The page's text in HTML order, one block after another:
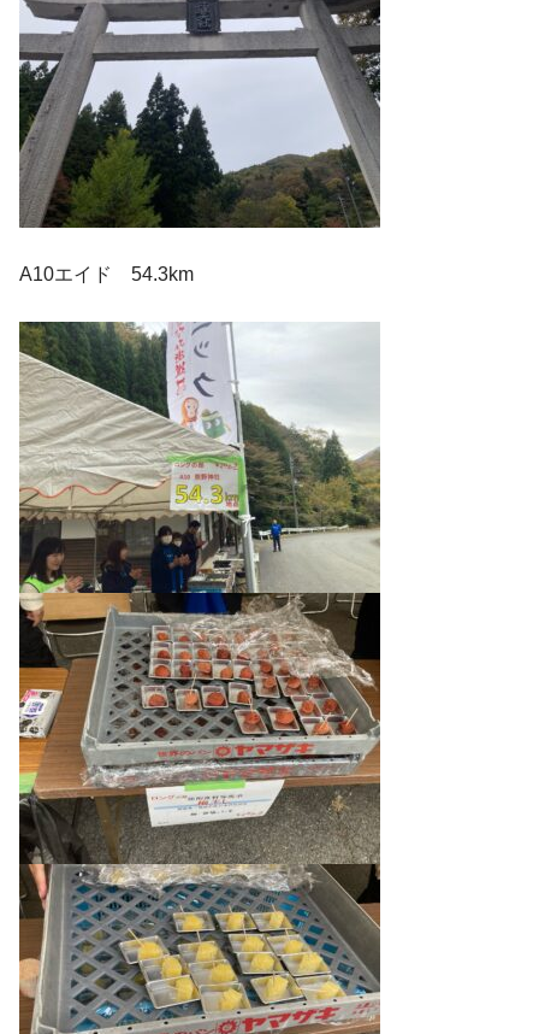
A10エイド 54.3km